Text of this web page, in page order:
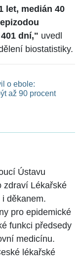
let, medián 40
dní," uvedl
biostatistiky.
o ebole:
až 90 procent
Ústavu
zdraví Lékařské
děkanem.
pro epidemické
funkci předsedy
medicínu.
lékařské